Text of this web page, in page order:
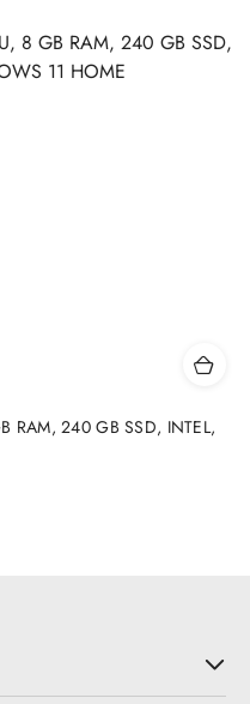
RAM, 240 GB SSD, INTEL,